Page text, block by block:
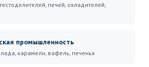
печей, охладителей,
промышленность
карамели, вафель, печенья